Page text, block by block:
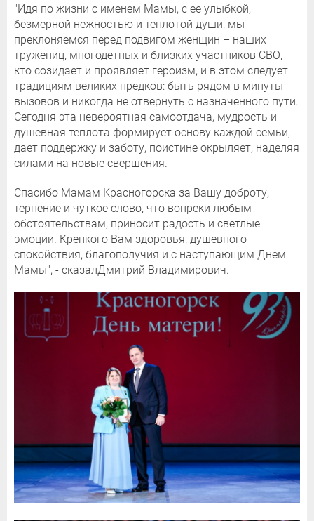
"Идя по жизни с именем Мамы, с ее улыбкой,
безмерной нежностью и теплотой души, мы
преклоняемся перед подвигом женщин – наших
тружениц, многодетных и близких участников СВО,
кто созидает и проявляет героизм, и в этом следует
традициям великих предков: быть рядом в минуты
вызовов и никогда не отвернуть с назначенного пути.
Сегодня эта невероятная самоотдача, мудрость и
душевная теплота формирует основу каждой семьи,
дает поддержку и заботу, поистине окрыляет, наделяя
силами на новые свершения.
Спасибо Мамам Красногорска за Вашу доброту,
терпение и чуткое слово, что вопреки любым
обстоятельствам, приносит радость и светлые
эмоции. Крепкого Вам здоровья, душевного
спокойствия, благополучия и с наступающим Днем
Мамы", - сказалДмитрий Владимирович.